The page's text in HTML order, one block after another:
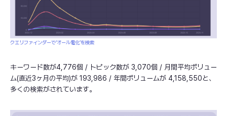
クエリファインダーで‘オール電化’を検索
キーワード数が4,776個 / トピック数が 3,070個 / 月間平均ボリュー
ム(直近3ヶ月の平均)が 193,986 / 年間ボリュームが 4,158,550と、
多くの検索がされています。